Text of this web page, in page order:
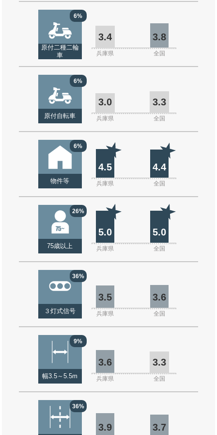
6%
原付二種二輪
車
3.4 3.8
兵庫県 全国
6%
原付自転車
3.0 3.3
兵庫県 全国
6%
物件等
4.5 4.4
兵庫県 全国
26%
75歳以上
5.0 5.0
兵庫県 全国
36%
３灯式信号
3.5 3.6
兵庫県 全国
9%
幅3.5～5.5m
3.6 3.3
兵庫県 全国
36%
3.9 3.7